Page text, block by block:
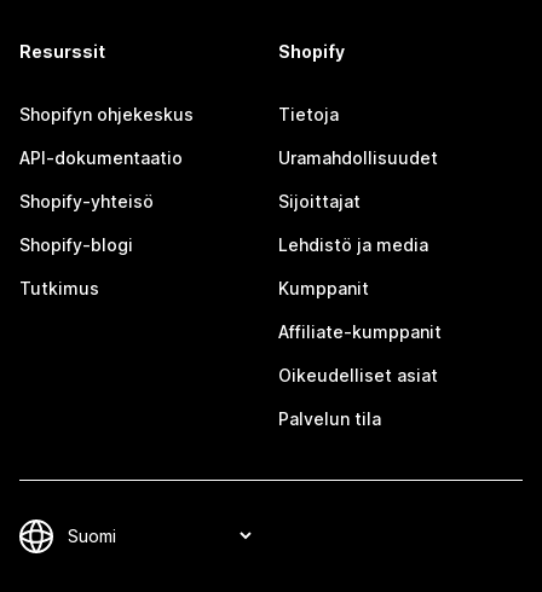
Resurssit
Shopifyn ohjekeskus
API-dokumentaatio
Shopify-yhteisö
Shopify-blogi
Tutkimus
Shopify
Tietoja
Uramahdollisuudet
Sijoittajat
Lehdistö ja media
Kumppanit
Affiliate-kumppanit
Oikeudelliset asiat
Palvelun tila